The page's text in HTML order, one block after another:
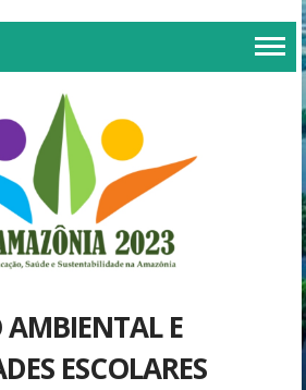
AMBIENTAL E
ESCOLARES